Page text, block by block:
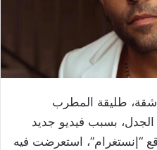
شقة، طليقة المطرب
بسبب فيديو جديد
“إنستغرام”، استعرضت فيه